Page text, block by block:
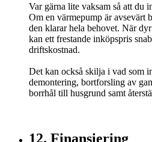
Var gärna lite vaksam så att du
Om en värmepump är avsevärt
den klarar hela behovet. När
kan ett frestande inköpspris
driftskostnad.
Det kan också skilja i vad som
demontering, bortforsling av
borrhål till husgrund samt
12. Finansiering